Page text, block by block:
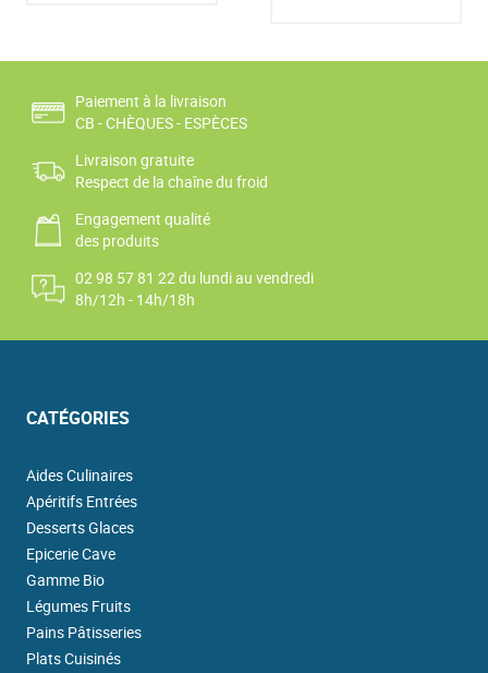
Paiement à la livraison
CB - CHÈQUES - ESPÈCES
Livraison gratuite
Respect de la chaîne du froid
Engagement qualité
des produits
02 98 57 81 22 du lundi au vendredi
8h/12h - 14h/18h
CATÉGORIES
Aides Culinaires
Apéritifs Entrées
Desserts Glaces
Epicerie Cave
Gamme Bio
Légumes Fruits
Pains Pâtisseries
Plats Cuisinés